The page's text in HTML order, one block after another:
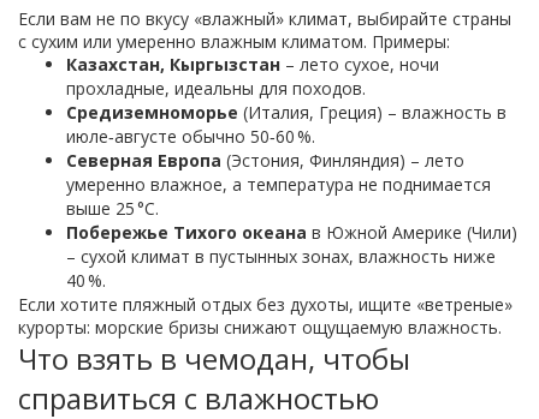
Если вам не по вкусу «влажный» климат, выбирайте страны
с сухим или умеренно влажным климатом. Примеры:
Казахстан, Кыргызстан – лето сухое, ночи
прохладные, идеальны для походов.
Средиземноморье (Италия, Греция) – влажность в
июле‑августе обычно 50‑60 %.
Северная Европа (Эстония, Финляндия) – лето
умеренно влажное, а температура не поднимается
выше 25 °C.
Побережье Тихого океана в Южной Америке (Чили)
– сухой климат в пустынных зонах, влажность ниже
40 %.
Если хотите пляжный отдых без духоты, ищите «ветреные»
курорты: морские бризы снижают ощущаемую влажность.
Что взять в чемодан, чтобы
справиться с влажностью